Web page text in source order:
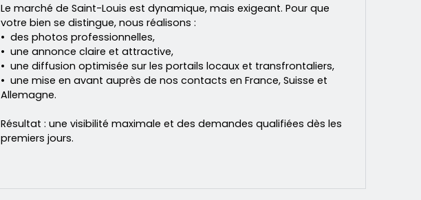
Le marché de Saint-Louis est dynamique, mais exigeant. Pour que
votre bien se distingue, nous réalisons :
des photos professionnelles,
une annonce claire et attractive,
une diffusion optimisée sur les portails locaux et transfrontaliers,
une mise en avant auprès de nos contacts en France, Suisse et
Allemagne.
Résultat : une visibilité maximale et des demandes qualifiées dès les
premiers jours.